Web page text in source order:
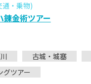
通・乗物)
金術ツアー
古城・城塞
グツアー